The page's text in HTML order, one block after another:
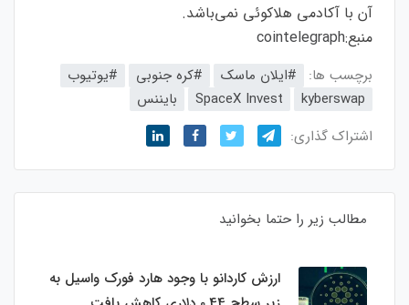
آن با آکادمی هلاکوئی نمی‌باشد.
منبع:cointelegraph
برچسب ها: #ایلان ماسک #کره جنوبی
#یوتیوب
kyberswap
SpaceX Invest
بایننس
اشتراک گذاری:
مطالب زیر را حتما بخوانید
ارزش کاردانو با وجود هارد فورک واسیل به